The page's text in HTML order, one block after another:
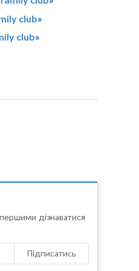
club»
club»
дізнаватися
Підписатись